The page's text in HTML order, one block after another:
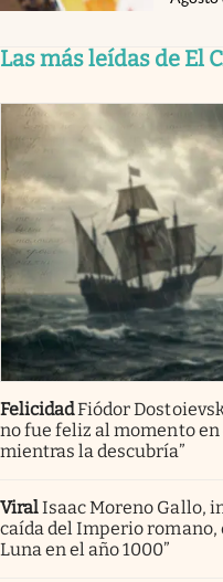
Las más leídas de El
FelicidadFiódor
no fue feliz al momento
mientras la descubría”
ViralIsaac Moreno Gallo,
caída del Imperio romano,
Luna en el año 1000”